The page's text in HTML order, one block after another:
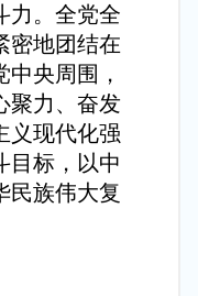
力。全党全
密地团结在
央周围，
聚力、奋发
义现代化强
目标，以中
民族伟大复